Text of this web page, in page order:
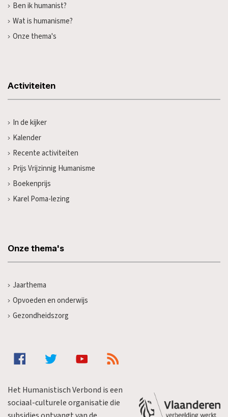
Ben ik humanist?
Wat is humanisme?
Onze thema's
Activiteiten
In de kijker
Kalender
Recente activiteiten
Prijs Vrijzinnig Humanisme
Boekenprijs
Karel Poma-lezing
Onze thema's
Jaarthema
Opvoeden en onderwijs
Gezondheidszorg
Het Humanistisch Verbond is een
sociaal-culturele organisatie die